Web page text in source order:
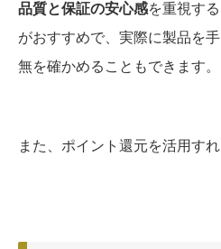
品質と保証の安心感を重視す
がおすすめで、実際に製品を
無を確かめることもできます。
また、ポイント還元を活用す